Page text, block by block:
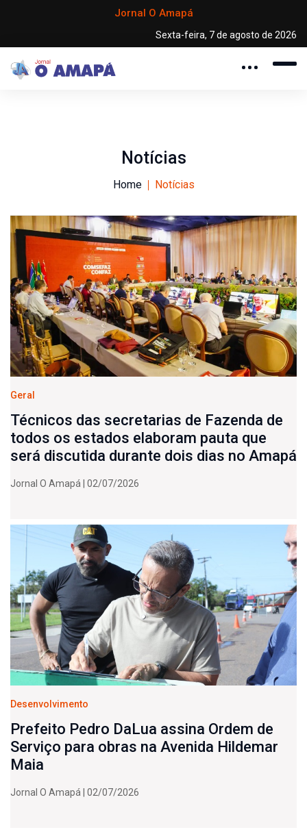
Jornal O Amapá
Sexta-feira, 7 de agosto de 2026
Notícias
Home Notícias
Geral
Técnicos das secretarias de Fazenda de
todos os estados elaboram pauta que
será discutida durante dois dias no Amapá
Jornal O Amapá | 02/07/2026
Desenvolvimento
Prefeito Pedro DaLua assina Ordem de
Serviço para obras na Avenida Hildemar
Maia
Jornal O Amapá | 02/07/2026